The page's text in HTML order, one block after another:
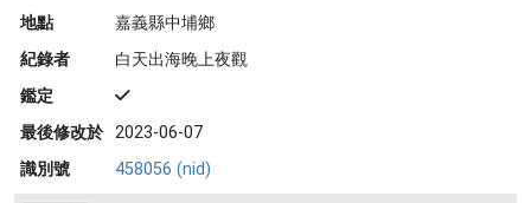
地點
嘉義縣中埔鄉
紀錄者
白天出海晚上夜觀
鑑定
最後修改於 2023-06-07
識別號
458056 (nid)